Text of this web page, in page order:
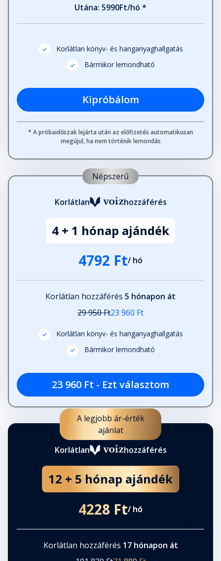
30. Ezel
32. Ezel
Fejezet hossza: 00:11:57
33. Kiliána
Fejezet hossza: 00:17:27
34. Ezel
Fejezet hossza: 00:07:31
36. Ezel
37. Kiliána
Fejezet hossza: 00:08:26
38. Ezel
39. Kiliána
Fejezet hossza: 00:03:39
40. Ezel
Fejezet hossza: 00:08:34
Fejezet hossza: 00:12:01
Utána: 5990Ft/hó *
Korlátlan könyv- és hanganyaghallgatás
Bármikor lemondható
Kipróbálom
* A próbaidőszak lejárta után az előfizetés automatikusan
megújul, ha nem történik lemondás
Népszerű
Korlátlan hozzáférés
4 + 1 hónap ajándék
4792 Ft/ hó
Korlátlan hozzáférés 5 hónapon át
29 950 Ft23 960 Ft
Korlátlan könyv- és hanganyaghallgatás
Bármikor lemondható
23 960 Ft - Ezt választom
A legjobb ár-érték
ajánlat
Korlátlan
hozzáférés
12 + 5 hónap ajándék
4228 Ft/ hó
Korlátlan hozzáférés 17 hónapon át